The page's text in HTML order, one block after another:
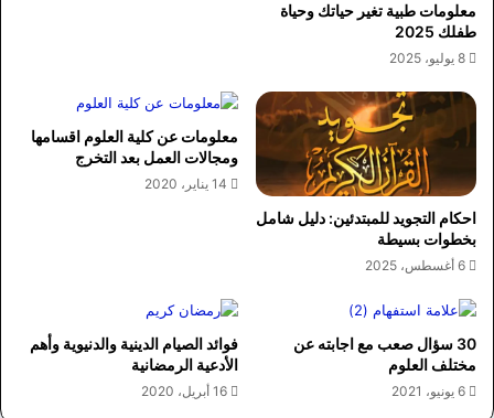
معلومات طبية تغير حياتك وحياة
طفلك 2025
8 يوليو، 2025
احكام التجويد للمبتدئين: دليل شامل
بخطوات بسيطة
6 أغسطس، 2025
معلومات عن كلية العلوم اقسامها
ومجالات العمل بعد التخرج
14 يناير، 2020
30 سؤال صعب مع اجابته عن
مختلف العلوم
6 يونيو، 2021
فوائد الصيام الدينية والدنيوية وأهم
الأدعية الرمضانية
16 أبريل، 2020